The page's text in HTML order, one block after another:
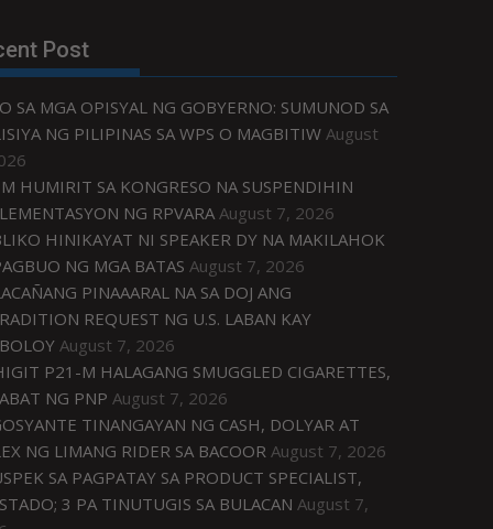
Post
SA MGA OPISYAL NG GOBYERNO: SUMUNOD SA
NG PILIPINAS SA WPS O MAGBITIW August
HUMIRIT SA KONGRESO NA SUSPENDIHIN
NG RPVARA August 7, 2026
HINIKAYAT NI SPEAKER DY NA MAKILAHOK
NG MGA BATAS August 7, 2026
PINAAARAL NA SA DOJ ANG
REQUEST NG U.S. LABAN KAY
August 7, 2026
P21-M HALAGANG SMUGGLED CIGARETTES,
NG PNP August 7, 2026
TINANGAYAN NG CASH, DOLYAR AT
NG LIMANG RIDER SA BACOOR August 7, 2026
SA PAGPATAY SA PRODUCT SPECIALIST,
3 PA TINUTUGIS SA BULACAN August 7,